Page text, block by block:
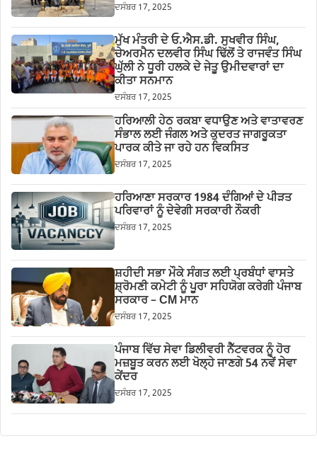
ਦਸੰਬਰ 17, 2025
ਮੁੱਖ ਮੰਤਰੀ ਦੇ ਓ.ਐਸ.ਡੀ. ਸੁਖਵੀਰ ਸਿੰਘ,
ਚੇਅਰਮੈਨ ਦਲਵੀਰ ਸਿੰਘ ਢਿੱਲੋਂ ਤੇ ਰਾਜਵੰਤ ਸਿੰਘ
ਘੁੱਲੀ ਨੇ ਧੂਰੀ ਹਲਕੇ ਦੇ ਜੇਤੂ ਉਮੀਦਵਾਰਾਂ ਦਾ
ਕੀਤਾ ਸਨਮਾਨ
ਦਸੰਬਰ 17, 2025
ਹਰਿਆਲੀ ਹੇਠ ਰਕਬਾ ਵਧਾਉਣ ਅਤੇ ਵਾਤਾਵਰਣ
ਸੰਭਾਲ ਲਈ ਜੰਗਲ ਅਤੇ ਕੁਦਰਤ ਜਾਗਰੂਕਤਾ
ਪਾਰਕ ਕੀਤੇ ਜਾ ਰਹੇ ਹਨ ਵਿਕਸਿਤ
ਦਸੰਬਰ 17, 2025
ਹਰਿਆਣਾ ਸਰਕਾਰ 1984 ਦੰਗਿਆਂ ਦੇ ਪੀੜਤ
ਪਰਿਵਾਰਾਂ ਨੂੰ ਦੇਵੇਗੀ ਸਰਕਾਰੀ ਨੌਕਰੀ
ਦਸੰਬਰ 17, 2025
ਸ਼ਹੀਦੀ ਸਭਾ ਮੌਕੇ ਸੰਗਤ ਲਈ ਪ੍ਰਬੰਧਾਂ ਵਾਸਤੇ
ਸ਼੍ਰੋਮਣੀ ਕਮੇਟੀ ਨੂੰ ਪੂਰਾ ਸਹਿਯੋਗ ਕਰੇਗੀ ਪੰਜਾਬ
ਸਰਕਾਰ – CM ਮਾਨ
ਦਸੰਬਰ 17, 2025
ਪੰਜਾਬ ਵਿੱਚ ਸੇਵਾ ਡਿਲੀਵਰੀ ਨੈੱਟਵਰਕ ਨੂੰ ਹੋਰ
ਮਜ਼ਬੂਤ ਕਰਨ ਲਈ ਖੋਲ੍ਹੇ ਜਾਣਗੇ 54 ਨਵੇਂ ਸੇਵਾ
ਕੇਂਦਰ
ਦਸੰਬਰ 17, 2025